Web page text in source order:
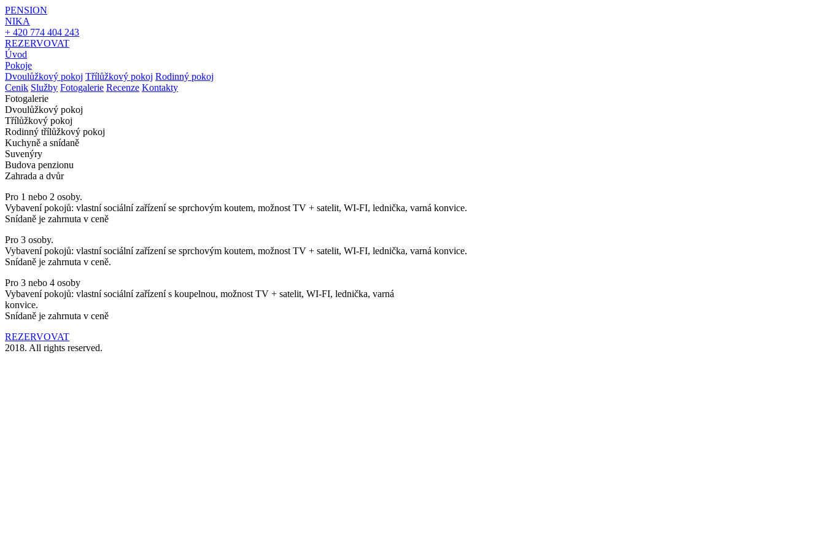
PENSION
NIKA
+ 420 774 404 243
REZERVOVAT
Úvod
Pokoje
Dvoulůžkový pokoj Třílůžkový pokoj Rodinný pokoj
Cenik Služby Fotogalerie Recenze Kontakty
Fotogalerie
Dvoulůžkový pokoj
Třílůžkový pokoj
Rodinný třílůžkový pokoj
Kuchyně a snídaně
Suvenýry
Budova penzionu
Zahrada a dvůr
Pro 1 nebo 2 osoby.
Vybavení pokojů: vlastní sociální zařízení se sprchovým koutem, možnost TV + satelit, WI-FI, lednička, varná konvice.
Snídaně je zahrnuta v ceně
Pro 3 osoby.
Vybavení pokojů: vlastní sociální zařízení se sprchovým koutem, možnost TV + satelit, WI-FI, lednička, varná konvice.
Snídaně je zahrnuta v ceně.
Pro 3 nebo 4 osoby
Vybavení pokojů: vlastní sociální zařízení s koupelnou, možnost TV + satelit, WI-FI, lednička, varná
konvice.
Snídaně je zahrnuta v ceně
REZERVOVAT
2018. All rights reserved.